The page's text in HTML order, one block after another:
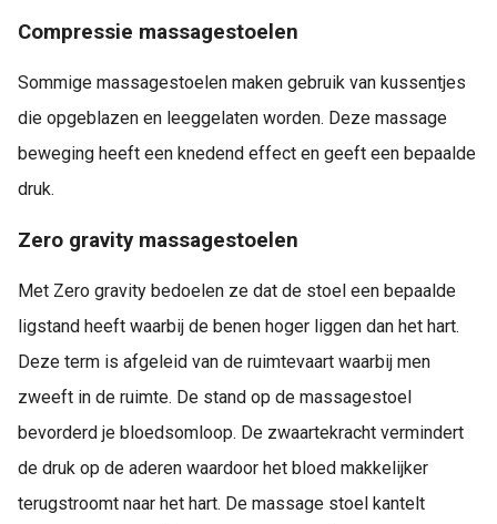
Compressie massagestoelen
Sommige massagestoelen maken gebruik van kussentjes
die opgeblazen en leeggelaten worden. Deze massage
beweging heeft een knedend effect en geeft een bepaalde
druk.
Zero gravity massagestoelen
Met Zero gravity bedoelen ze dat de stoel een bepaalde
ligstand heeft waarbij de benen hoger liggen dan het hart.
Deze term is afgeleid van de ruimtevaart waarbij men
zweeft in de ruimte. De stand op de massagestoel
bevorderd je bloedsomloop. De zwaartekracht vermindert
de druk op de aderen waardoor het bloed makkelijker
terugstroomt naar het hart. De massage stoel kantelt